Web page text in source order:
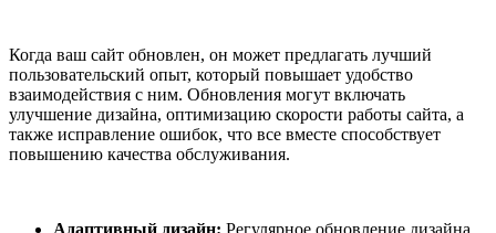
Когда ваш сайт обновлен, он может предлагать лучший
пользовательский опыт, который повышает удобство
взаимодействия с ним. Обновления могут включать
улучшение дизайна, оптимизацию скорости работы сайта, а
также исправление ошибок, что все вместе способствует
повышению качества обслуживания.